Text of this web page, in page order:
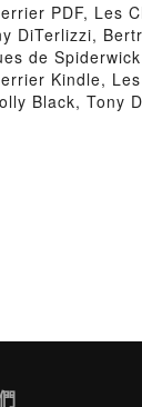
PDF, Les
DiTerlizzi,
de
Kindle,
Black,